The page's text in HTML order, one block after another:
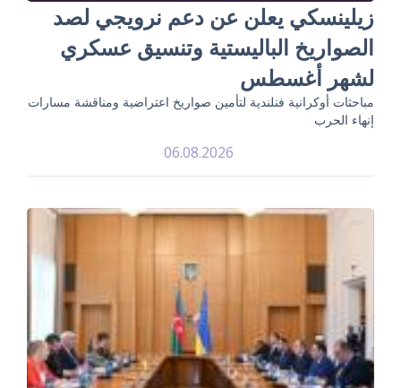
زيلينسكي يعلن عن دعم نرويجي لصد
الصواريخ الباليستية وتنسيق عسكري
لشهر أغسطس
مباحثات أوكرانية فنلندية لتأمين صواريخ اعتراضية ومناقشة مسارات
إنهاء الحرب
06.08.2026